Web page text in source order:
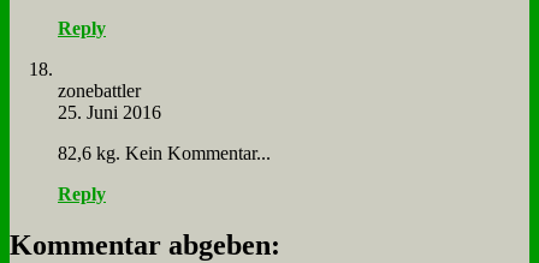
Reply
zone­batt­ler
25. Juni 2016
82,6 kg. Kein Kom­men­tar...
Reply
Kommentar abgeben: